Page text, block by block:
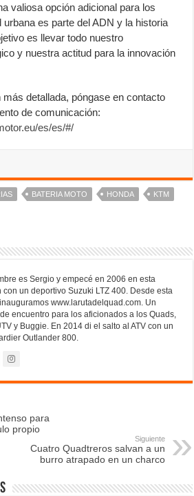
valiosa opción adicional para los
es parte del ADN y la historia
es llevar todo nuestro
y nuestra actitud para la innovación
detallada, póngase en contacto
de comunicación:
es/es/#/
BATERIA MOTO HONDA
KTM
es Sergio y empecé en 2006 en esta
con un deportivo Suzuki LTZ 400. Desde esta
www.larutadelquad.com. Un
encuentro para los aficionados a los Quads,
y Buggie. En 2014 di el salto al ATV con un
Outlander 800.
para
propio
Siguiente
Cuatro Quadtreros salvan a un
burro atrapado en un charco